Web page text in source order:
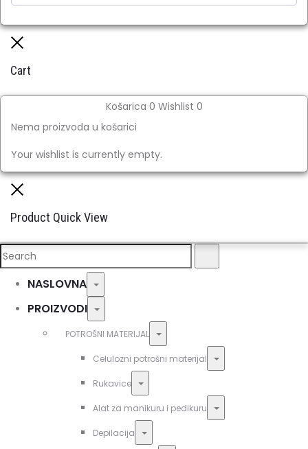
Cart
Košarica 0 Wishlist 0
Nema proizvoda u košarici
Your wishlist is currently empty.
Product Quick View
Search
NASLOVNA Toggle
PROIZVODI Toggle
POTROŠNI MATERIJAL Toggle
Celulozni potrošni materijal Toggle
Rukavice Toggle
Alat za manikuru i pedikuru Toggle
Depilacija Toggle